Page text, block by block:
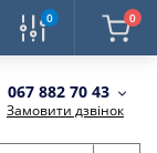
0 0
067 882 70 43
Замовити дзвінок